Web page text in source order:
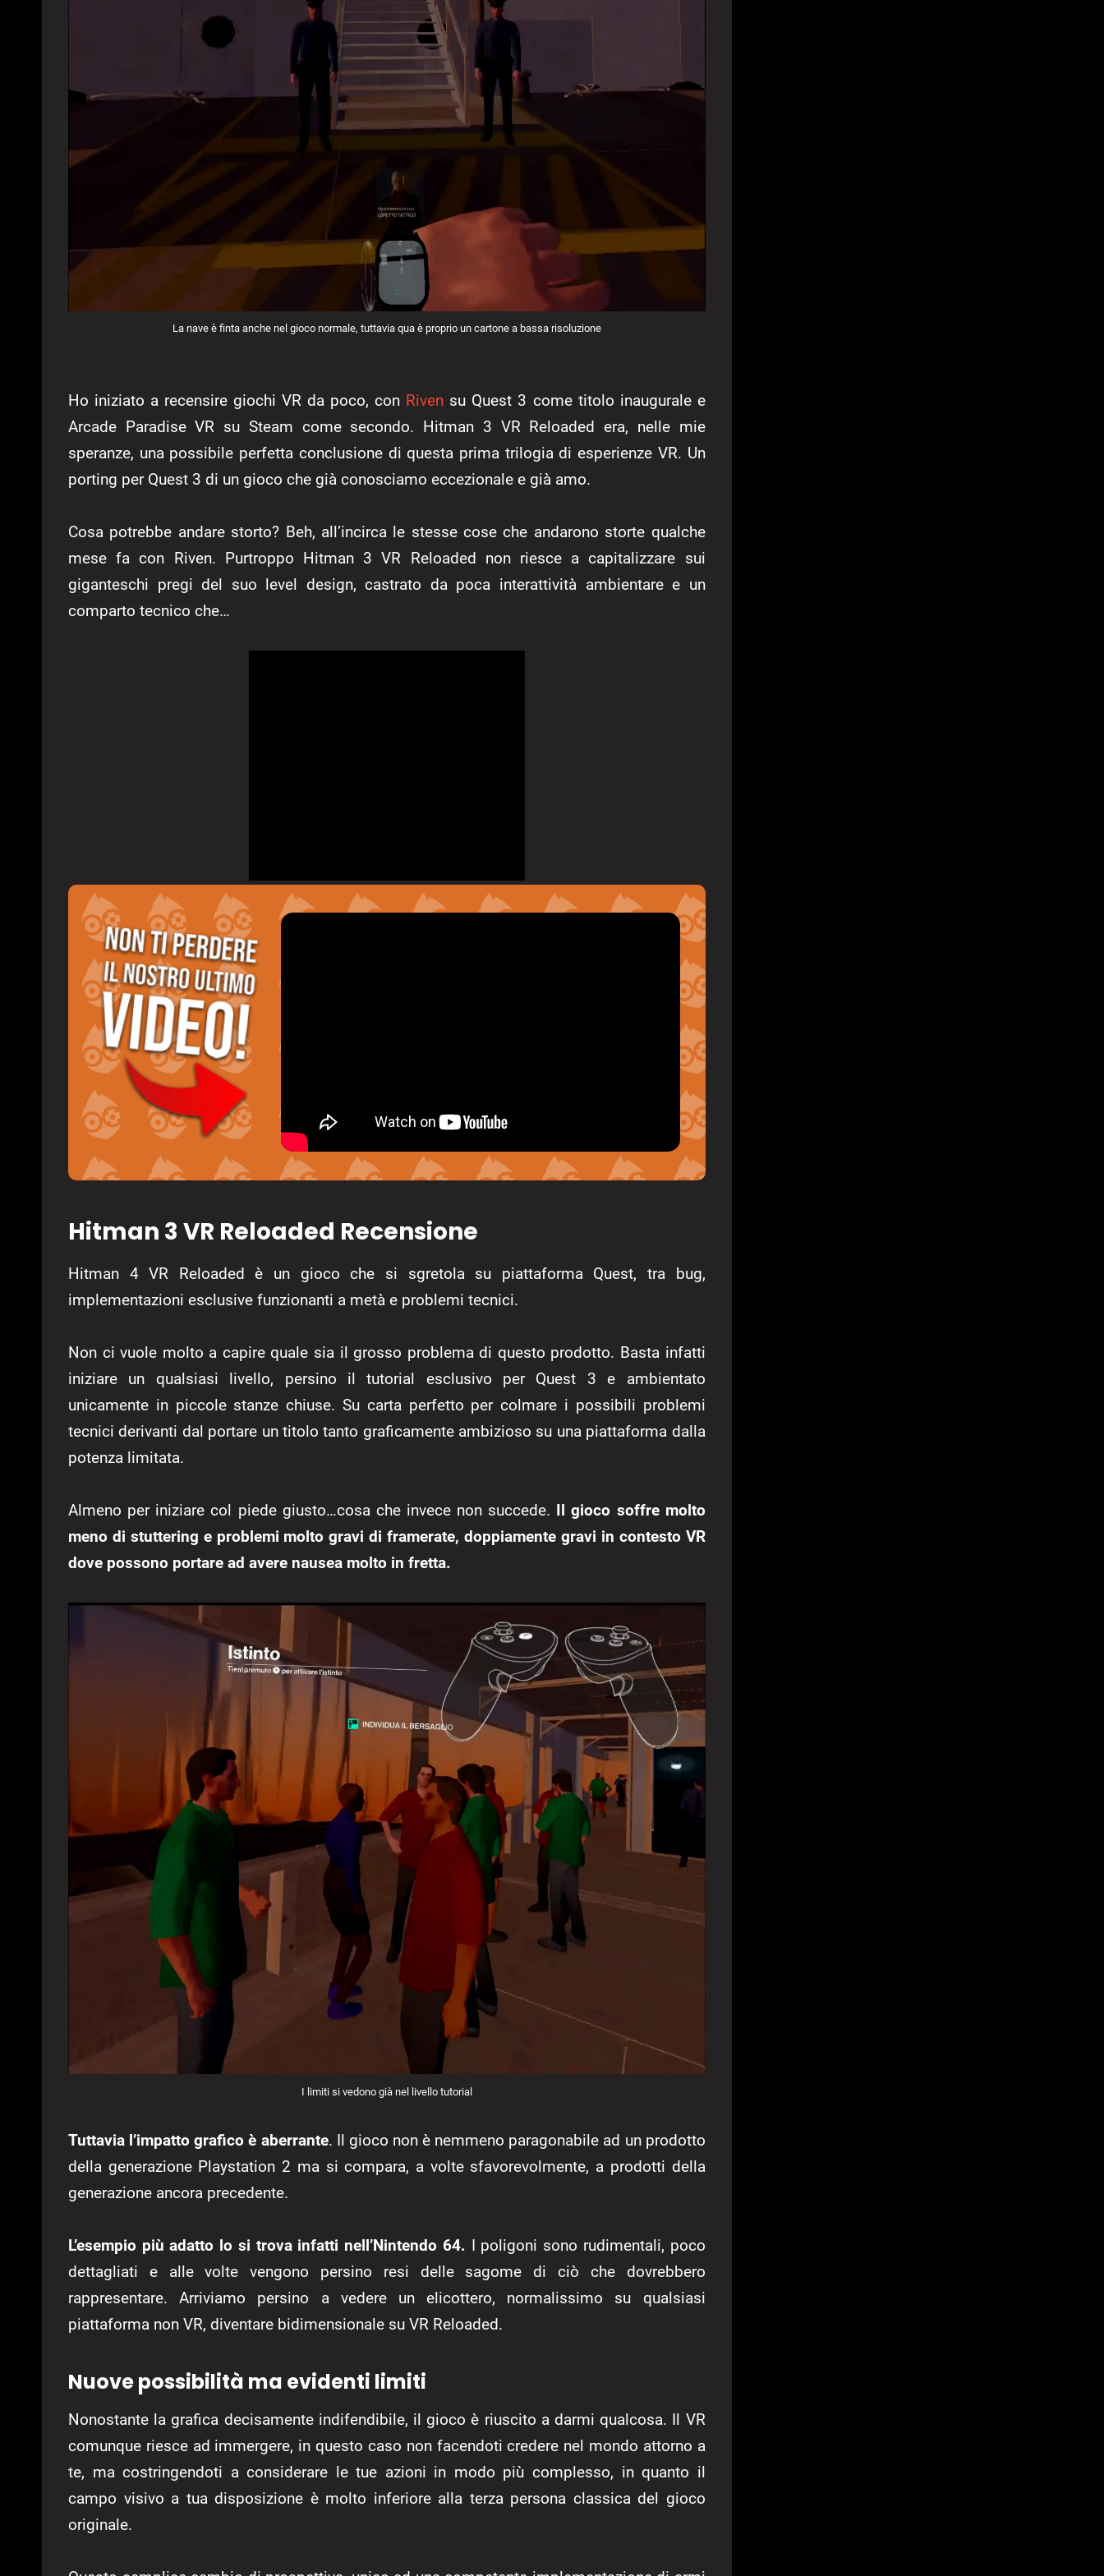
La nave è finta anche nel gioco normale, tuttavia qua è proprio un cartone a bassa risoluzione
Ho iniziato a recensire giochi VR da poco, con Riven su Quest 3 come titolo inaugurale e
Arcade Paradise VR su Steam come secondo. Hitman 3 VR Reloaded era, nelle mie
speranze, una possibile perfetta conclusione di questa prima trilogia di esperienze VR. Un
porting per Quest 3 di un gioco che già conosciamo eccezionale e già amo.
Cosa potrebbe andare storto? Beh, all’incirca le stesse cose che andarono storte qualche
mese fa con Riven. Purtroppo Hitman 3 VR Reloaded non riesce a capitalizzare sui
giganteschi pregi del suo level design, castrato da poca interattività ambientare e un
comparto tecnico che…
Hitman 3 VR Reloaded Recensione
Hitman 4 VR Reloaded è un gioco che si sgretola su piattaforma Quest, tra bug,
implementazioni esclusive funzionanti a metà e problemi tecnici.
Non ci vuole molto a capire quale sia il grosso problema di questo prodotto. Basta infatti
iniziare un qualsiasi livello, persino il tutorial esclusivo per Quest 3 e ambientato
unicamente in piccole stanze chiuse. Su carta perfetto per colmare i possibili problemi
tecnici derivanti dal portare un titolo tanto graficamente ambizioso su una piattaforma dalla
potenza limitata.
Almeno per iniziare col piede giusto…cosa che invece non succede. Il gioco soffre molto
meno di stuttering e problemi molto gravi di framerate, doppiamente gravi in contesto VR
dove possono portare ad avere nausea molto in fretta.
I limiti si vedono già nel livello tutorial
Tuttavia l’impatto grafico è aberrante. Il gioco non è nemmeno paragonabile ad un prodotto
della generazione Playstation 2 ma si compara, a volte sfavorevolmente, a prodotti della
generazione ancora precedente.
L’esempio più adatto lo si trova infatti nell’Nintendo 64. I poligoni sono rudimentali, poco
dettagliati e alle volte vengono persino resi delle sagome di ciò che dovrebbero
rappresentare. Arriviamo persino a vedere un elicottero, normalissimo su qualsiasi
piattaforma non VR, diventare bidimensionale su VR Reloaded.
Nuove possibilità ma evidenti limiti
Nonostante la grafica decisamente indifendibile, il gioco è riuscito a darmi qualcosa. Il VR
comunque riesce ad immergere, in questo caso non facendoti credere nel mondo attorno a
te, ma costringendoti a considerare le tue azioni in modo più complesso, in quanto il
campo visivo a tua disposizione è molto inferiore alla terza persona classica del gioco
originale.